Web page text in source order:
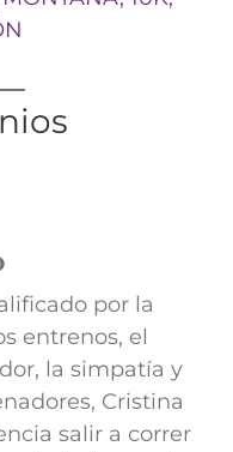
por la
entrenos, el
la simpatía y
Cristina
salir a correr